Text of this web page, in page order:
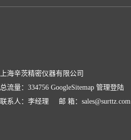
上海辛茨精密仪器有限公司
总流量：334756 GoogleSitemap 管理登陆
联系人：李经理 邮 箱：sales@surttz.com